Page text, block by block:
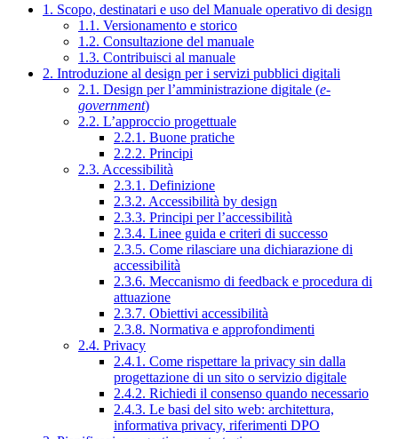
1. Scopo, destinatari e uso del Manuale operativo di design
1.1. Versionamento e storico
1.2. Consultazione del manuale
1.3. Contribuisci al manuale
2. Introduzione al design per i servizi pubblici digitali
2.1. Design per l’amministrazione digitale (e-
government)
2.2. L’approccio progettuale
2.2.1. Buone pratiche
2.2.2. Principi
2.3. Accessibilità
2.3.1. Definizione
2.3.2. Accessibilità by design
2.3.3. Principi per l’accessibilità
2.3.4. Linee guida e criteri di successo
2.3.5. Come rilasciare una dichiarazione di
accessibilità
2.3.6. Meccanismo di feedback e procedura di
attuazione
2.3.7. Obiettivi accessibilità
2.3.8. Normativa e approfondimenti
2.4. Privacy
2.4.1. Come rispettare la privacy sin dalla
progettazione di un sito o servizio digitale
2.4.2. Richiedi il consenso quando necessario
2.4.3. Le basi del sito web: architettura,
informativa privacy, riferimenti DPO